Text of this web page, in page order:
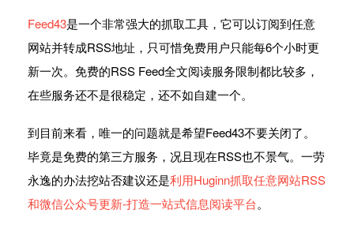
Feed43是一个非常强大的抓取工具，它可以订阅到任意
网站并转成RSS地址，只可惜免费用户只能每6个小时更
新一次。免费的RSS Feed全文阅读服务限制都比较多，
在些服务还不是很稳定，还不如自建一个。
到目前来看，唯一的问题就是希望Feed43不要关闭了。
毕竟是免费的第三方服务，况且现在RSS也不景气。一劳
永逸的办法挖站否建议还是利用Huginn抓取任意网站RSS
和微信公众号更新-打造一站式信息阅读平台。